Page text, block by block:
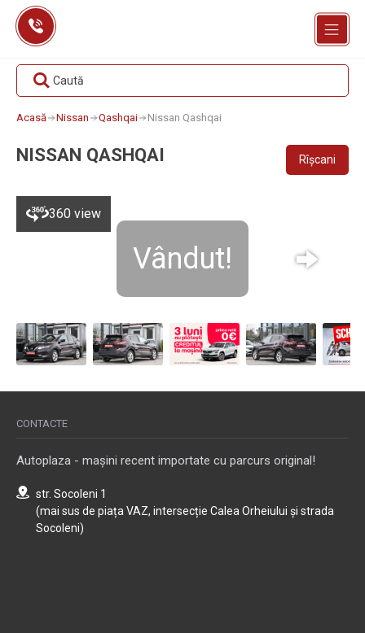
Skip
content
Caută
Acasă Nissan Qashqai Nissan Qashqai
NISSAN QASHQAI Rîșcani
360 view
Vândut!
CONTACTE
Autoplaza - mașini recent importate cu parcurs original!
str. Socoleni 1
(mai sus de piața VAZ, intersecție Calea Orheiului și strada
Socoleni)